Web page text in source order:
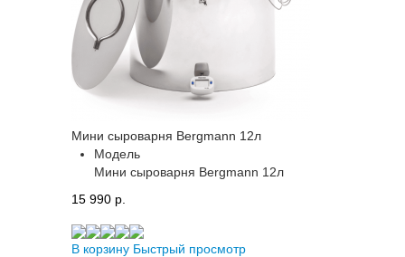
Мини сыроварня Bergmann 12л
Модель
Мини сыроварня Bergmann 12л
15 990 p.
В корзину Быстрый просмотр